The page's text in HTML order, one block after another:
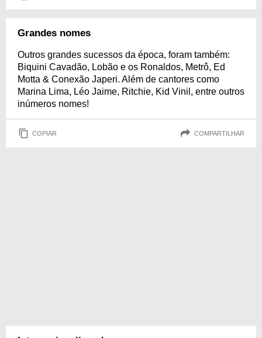
Grandes nomes
Outros grandes sucessos da época, foram também:
Biquini Cavadão, Lobão e os Ronaldos, Metrô, Ed
Motta & Conexão Japeri. Além de cantores como
Marina Lima, Léo Jaime, Ritchie, Kid Vinil, entre outros
inúmeros nomes!
COPIAR COMPARTILHAR